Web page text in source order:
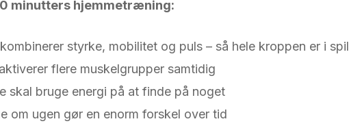
minutters hjemmetræning:
styrke, mobilitet og puls – så hele kroppen er i spil
flere muskelgrupper samtidig
skal bruge energi på at finde på noget
om ugen gør en enorm forskel over tid